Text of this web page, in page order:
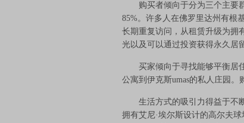
购买者倾向于分为三个主要群
85%。许多人在佛罗里达州有根
长期重复访问，从租赁升级为拥
光以及可以通过投资获得永久居
买家倾向于寻找能够平衡居住
公寓到伊克斯umas的私人庄园。
生活方式的吸引力得益于不断
拥有艾尼·埃尔斯设计的高尔夫